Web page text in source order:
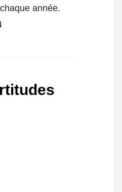
année.